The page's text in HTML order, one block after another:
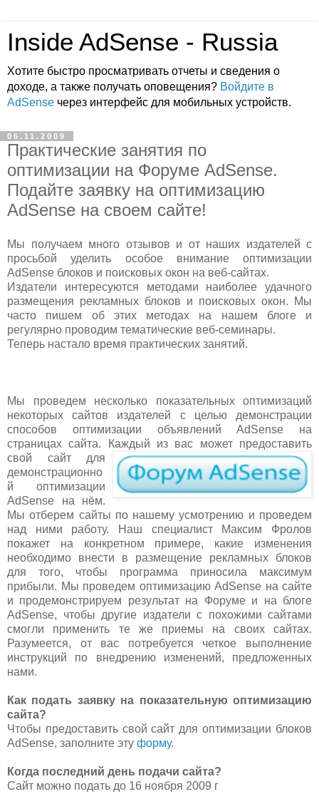
Inside AdSense - Russia
Хотите быстро просматривать отчеты и сведения о
доходе, а также получать оповещения? Войдите в
AdSense через интерфейс для мобильных устройств.
06.11.2009
Практические занятия по
оптимизации на Форуме AdSense.
Подайте заявку на оптимизацию
AdSense на своем сайте!
Мы получаем много отзывов и от наших издателей с
просьбой уделить особое внимание оптимизации
AdSense блоков и поисковых окон на веб-сайтах.
Издатели интересуются методами наиболее удачного
размещения рекламных блоков и поисковых окон. Мы
часто пишем об этих методах на нашем блоге и
регулярно проводим тематические веб-семинары.
Теперь настало время практических занятий.
Мы проведем несколько показательных оптимизаций
некоторых сайтов издателей с целью демонстрации
способов оптимизации объявлений AdSense на
страницах сайта. Каждый из вас может предоставить
свой сайт для
демонстрационно
й оптимизации
AdSense на нём.
Мы отберем сайты по нашему усмотрению и проведем
над ними работу. Наш специалист Максим Фролов
покажет на конкретном примере, какие изменения
необходимо внести в размещение рекламных блоков
для того, чтобы программа приносила максимум
прибыли. Мы проведем оптимизацию AdSense на сайте
и продемонстрируем результат на Форуме и на блоге
AdSense, чтобы другие издатели с похожими сайтами
смогли применить те же приемы на своих сайтах.
Разумеется, от вас потребуется четкое выполнение
инструкций по внедрению изменений, предложенных
нами.
Как подать заявку на показательную оптимизацию
сайта?
Чтобы предоставить свой сайт для оптимизации блоков
AdSense, заполните эту форму.
Когда последний день подачи сайта?
Сайт можно подать до 16 ноября 2009 г